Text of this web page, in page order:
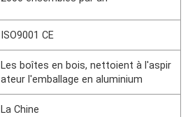
ISO9001 CE
Les boîtes en bois, nettoient à l'aspir
ateur l'emballage en aluminium
La Chine